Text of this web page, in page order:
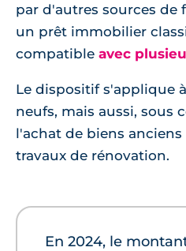
par d'autres sources de
un prêt immobilier
compatible avec
Le dispositif s'applique
neufs, mais aussi, sous
l'achat de biens
travaux de rénovation.
En 2024, le